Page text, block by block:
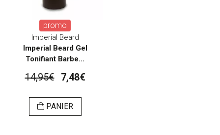
promo
Imperial Beard
Imperial Beard Gel
Tonifiant Barbe...
14,95€ 7,48€
PANIER